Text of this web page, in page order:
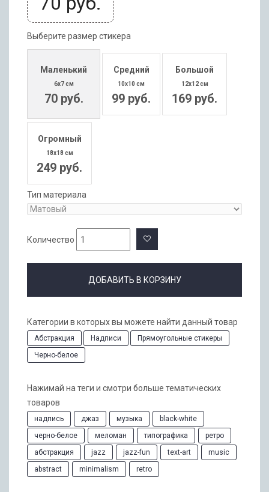
Выберите размер стикера
Маленький
6x7 см
70 руб.
Средний
10x10 см
99 руб.
Большой
12x12 см
169 руб.
Огромный
18x18 см
249 руб.
Тип материала
Количество
ДОБАВИТЬ В КОРЗИНУ
Категории в которых вы можете найти данный товар
Абстракция Надписи
Прямоугольные стикеры
Черно-белое
Нажимай на теги и смотри больше тематических
товаров
надпись джаз музыка
black-white
черно-белое
меломан типографика
ретро
абстракция
jazz jazz-fun text-art
music
abstract
minimalism retro